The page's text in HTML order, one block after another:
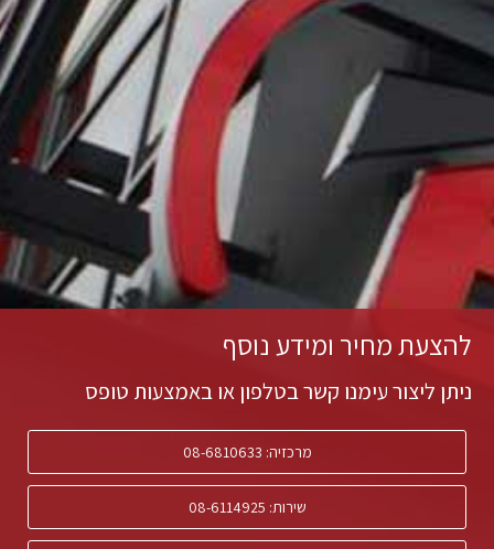
להצעת מחיר ומידע נוסף
ניתן ליצור עימנו קשר בטלפון או באמצעות טופס
מרכזיה: 08-6810633
שירות: 08-6114925